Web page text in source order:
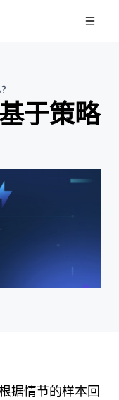
于策略
据情节的样本回